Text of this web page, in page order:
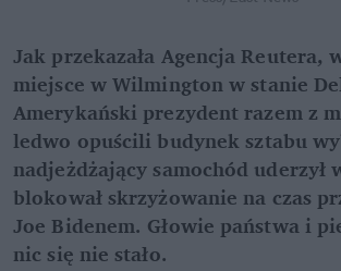
Jak przekazała Agencja Reutera,
miejsce w Wilmington w stanie
Amerykański prezydent razem z
ledwo opuścili budynek sztabu
nadjeżdżający samochód uderzył
blokował skrzyżowanie na czas
Joe Bidenem. Głowie państwa i
nic się nie stało.